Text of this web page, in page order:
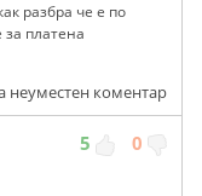
разбра че е по
платена
неуместен коментар
5 0